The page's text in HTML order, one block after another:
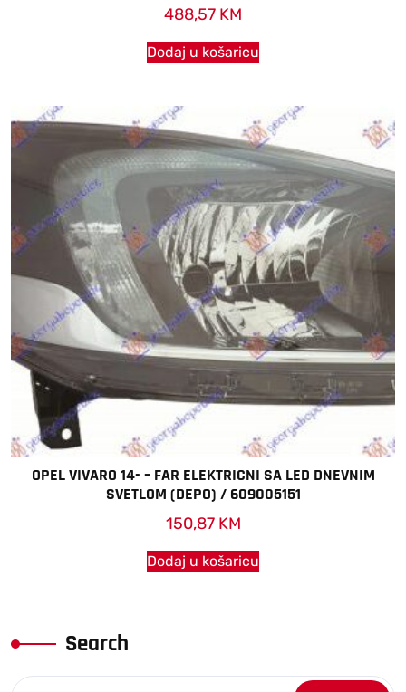
488,57 KM
Dodaj u košaricu
OPEL VIVARO 14- – FAR ELEKTRICNI SA LED DNEVNIM
SVETLOM (DEPO) / 609005151
150,87 KM
Dodaj u košaricu
Search